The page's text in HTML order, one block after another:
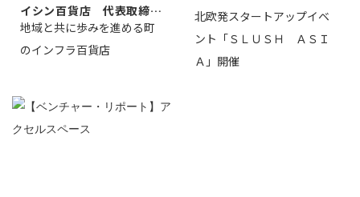
イシン百貨店 代表取締役
社長 西山 ...
地域と共に歩みを進める町
のインフラ百貨店
北欧発スタートアップイベ
ント「ＳＬＵＳＨ ＡＳＩ
Ａ」開催